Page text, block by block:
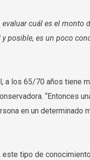
cuál es el monto
posible, es un poco
a los 65/70 años tiene
“Entonces
en un determinado
tipo de